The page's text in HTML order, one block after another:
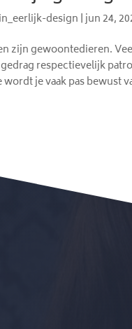
design|jun 24,
zijn gewoontedieren.
respectievelijk
wordt je vaak pas bewust